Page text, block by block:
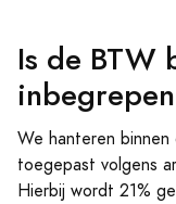
Is de BTW
We hanteren
toegepast volgens
Hierbij wordt 21%